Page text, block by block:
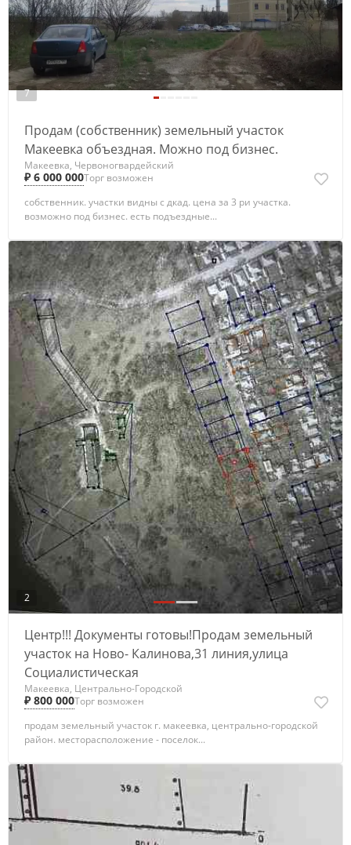
7
Продам (собственник) земельный участок
Макеевка объездная. Можно под бизнес.
Макеевка, Червоногвардейский
₽ 6 000 000Торг возможен
собственник. участки видны с дкад. цена за 3 ри участка.
возможно под бизнес. есть подъездные...
2
Центр!!! Документы готовы!Продам земельный
участок на Ново- Калинова,31 линия,улица
Социалистическая
Макеевка, Центрально-Городской
₽ 800 000Торг возможен
продам земельный участок г. макеевка, центрально-городской
район. месторасположение - поселок...